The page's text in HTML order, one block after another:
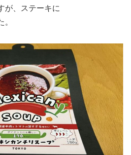
が、ステーキに